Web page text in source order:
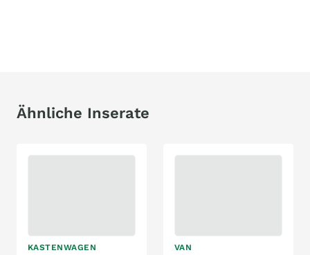
Ähnliche Inserate
KASTENWAGEN VAN